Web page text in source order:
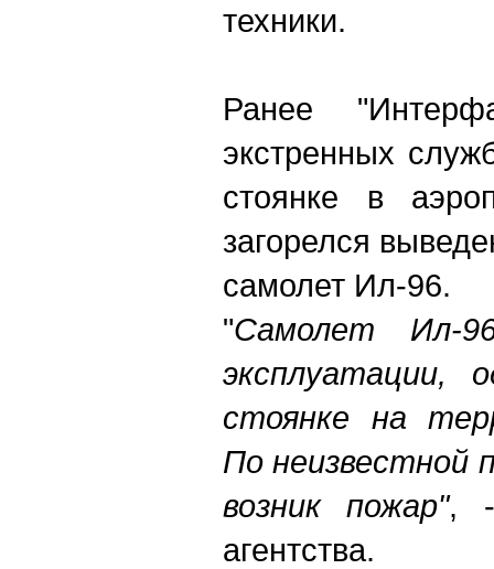
техники.
Ранее
экстренных
стоянке в
загорелся
самолет Ил-96.
"Самолет Ил-
эксплуатации,
стоянке на
По неизвестной
возник пожар", -
агентства.